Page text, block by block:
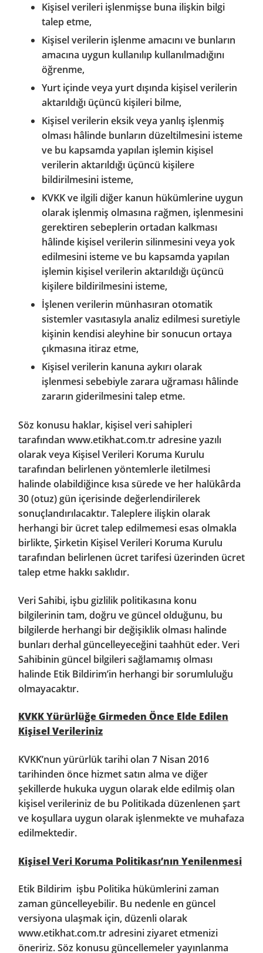
Kişisel verileri işlenmişse buna ilişkin bilgi
talep etme,
Kişisel verilerin işlenme amacını ve bunların
amacına uygun kullanılıp kullanılmadığını
öğrenme,
Yurt içinde veya yurt dışında kişisel verilerin
aktarıldığı üçüncü kişileri bilme,
Kişisel verilerin eksik veya yanlış işlenmiş
olması hâlinde bunların düzeltilmesini isteme
ve bu kapsamda yapılan işlemin kişisel
verilerin aktarıldığı üçüncü kişilere
bildirilmesini isteme,
KVKK ve ilgili diğer kanun hükümlerine uygun
olarak işlenmiş olmasına rağmen, işlenmesini
gerektiren sebeplerin ortadan kalkması
hâlinde kişisel verilerin silinmesini veya yok
edilmesini isteme ve bu kapsamda yapılan
işlemin kişisel verilerin aktarıldığı üçüncü
kişilere bildirilmesini isteme,
İşlenen verilerin münhasıran otomatik
sistemler vasıtasıyla analiz edilmesi suretiyle
kişinin kendisi aleyhine bir sonucun ortaya
çıkmasına itiraz etme,
Kişisel verilerin kanuna aykırı olarak
işlenmesi sebebiyle zarara uğraması hâlinde
zararın giderilmesini talep etme.
Söz konusu haklar, kişisel veri sahipleri
tarafından www.etikhat.com.tradresine yazılı
olarak veya Kişisel Verileri Koruma Kurulu
tarafından belirlenen yöntemlerle iletilmesi
halinde olabildiğince kısa sürede ve her halükârda
30 (otuz) gün içerisinde değerlendirilerek
sonuçlandırılacaktır. Taleplere ilişkin olarak
herhangi bir ücret talep edilmemesi esas olmakla
birlikte, Şirketin Kişisel Verileri Koruma Kurulu
tarafından belirlenen ücret tarifesi üzerinden ücret
talep etme hakkı saklıdır.
Veri Sahibi, işbu gizlilik politikasına konu
bilgilerinin tam, doğru ve güncel olduğunu, bu
bilgilerde herhangi bir değişiklik olması halinde
bunları derhal güncelleyeceğini taahhüt eder. Veri
Sahibinin güncel bilgileri sağlamamış olması
halinde Etik Bildirim’in herhangi bir sorumluluğu
olmayacaktır.
KVKK Yürürlüğe Girmeden Önce Elde Edilen
Kişisel Verileriniz
KVKK’nun yürürlük tarihi olan 7 Nisan 2016
tarihinden önce hizmet satın alma ve diğer
şekillerde hukuka uygun olarak elde edilmiş olan
kişisel verileriniz de bu Politikada düzenlenen şart
ve koşullara uygun olarak işlenmekte ve muhafaza
edilmektedir.
Kişisel Veri Koruma Politikası’nın Yenilenmesi
Etik Bildirim işbu Politika hükümlerini zaman
zaman güncelleyebilir. Bu nedenle en güncel
versiyona ulaşmak için, düzenli olarak
www.etikhat.com.tr adresini ziyaret etmenizi
öneririz. Söz konusu güncellemeler yayınlanma